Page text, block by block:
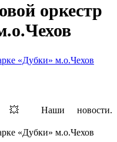
оркестр
«Дубки» м.о.Чехов
💥 Наши новости.
«Дубки» м.о.Чехов